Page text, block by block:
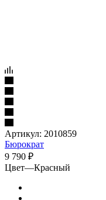
Артикул: 2010859
Бюрократ
9 790 ₽
Цвет—Красный